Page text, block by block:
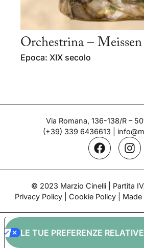
Orchestrina – Meissen
Epoca: XIX secolo
Via Romana, 136-138/R –
(+39) 339 6436613
© 2023 Marzio Cinelli | Partita
Privacy Policy| Cookie Policy| Made
LE TUE PREFERENZE